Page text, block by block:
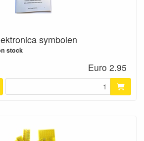
symbolen
stock
Euro 2.95